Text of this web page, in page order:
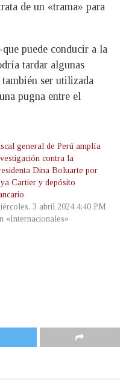
de un «trama» para
puede conducir a la
tardar algunas
también ser utilizada
pugna entre el
general de Perú amplía
contra la
Dina Boluarte por
Cartier y depósito
3 abril 2024 4:40 PM
«Internacionales»